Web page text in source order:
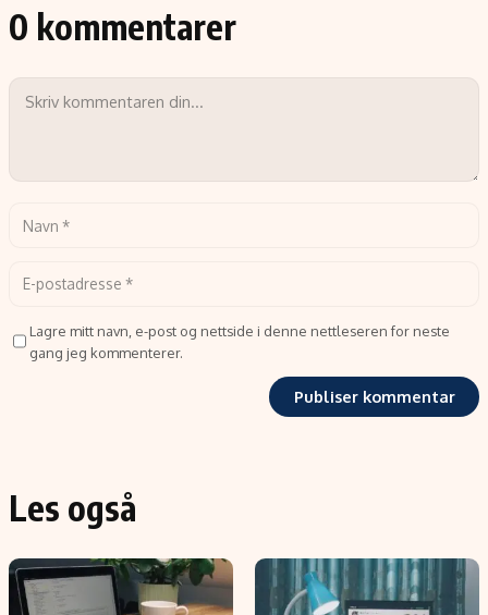
0 kommentarer
Lagre mitt navn, e-post og nettside i denne nettleseren for neste
gang jeg kommenterer.
Les også